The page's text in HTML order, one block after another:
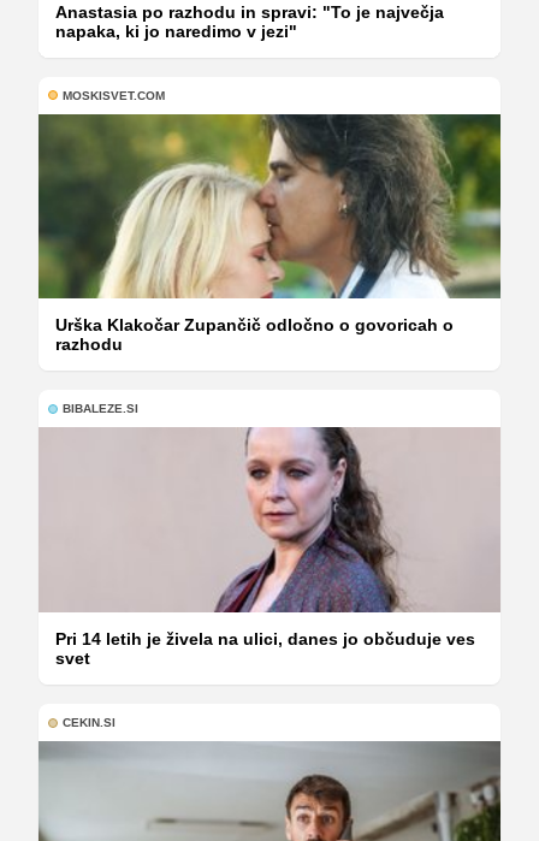
Anastasia po razhodu in spravi: "To je največja
napaka, ki jo naredimo v jezi"
MOSKISVET.COM
Urška Klakočar Zupančič odločno o govoricah o
razhodu
BIBALEZE.SI
Pri 14 letih je živela na ulici, danes jo občuduje ves
svet
CEKIN.SI